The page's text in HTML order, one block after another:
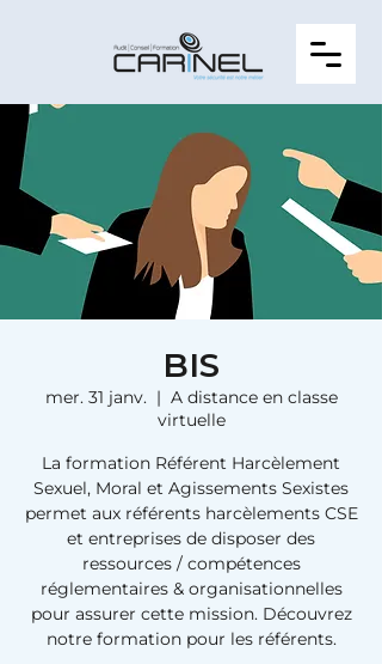
BIS
mer. 31 janv.
  |
A distance en classe
virtuelle
La formation Référent Harcèlement
Sexuel, Moral et Agissements Sexistes
permet aux référents harcèlements CSE
et entreprises de disposer des
ressources / compétences
réglementaires & organisationnelles
pour assurer cette mission. Découvrez
notre formation pour les référents.